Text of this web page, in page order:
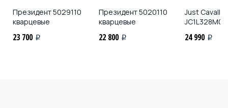
Президент5029110
кварцевые
23 700 i
Президент5020110
кварцевые
22 800 i
Just Cavalli
24 990 i